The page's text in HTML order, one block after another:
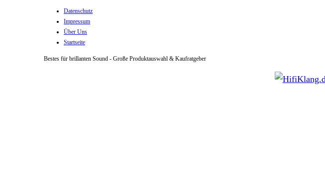
Datenschutz
Impressum
Über Uns
Startseite
Bestes für brillanten Sound - Große Produktauswahl & Kaufratgeber